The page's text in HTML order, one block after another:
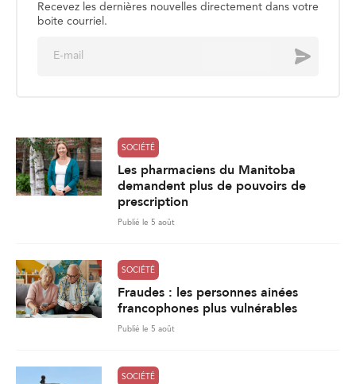
Recevez les dernières nouvelles directement dans votre
boite courriel.
Envoyer
SOCIÉTÉ
Les pharmaciens du Manitoba
demandent plus de pouvoirs de
prescription
Publié le 5 août
SOCIÉTÉ
Fraudes : les personnes ainées
francophones plus vulnérables
Publié le 5 août
SOCIÉTÉ